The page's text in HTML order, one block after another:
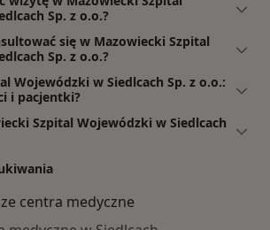
Sp. z o.o.?
się w Mazowiecki Szpital
Sp. z o.o.?
Wojewódzki w Siedlcach Sp. z o.o.:
i pacjentki?
Szpital Wojewódzki w Siedlcach
centra medyczne